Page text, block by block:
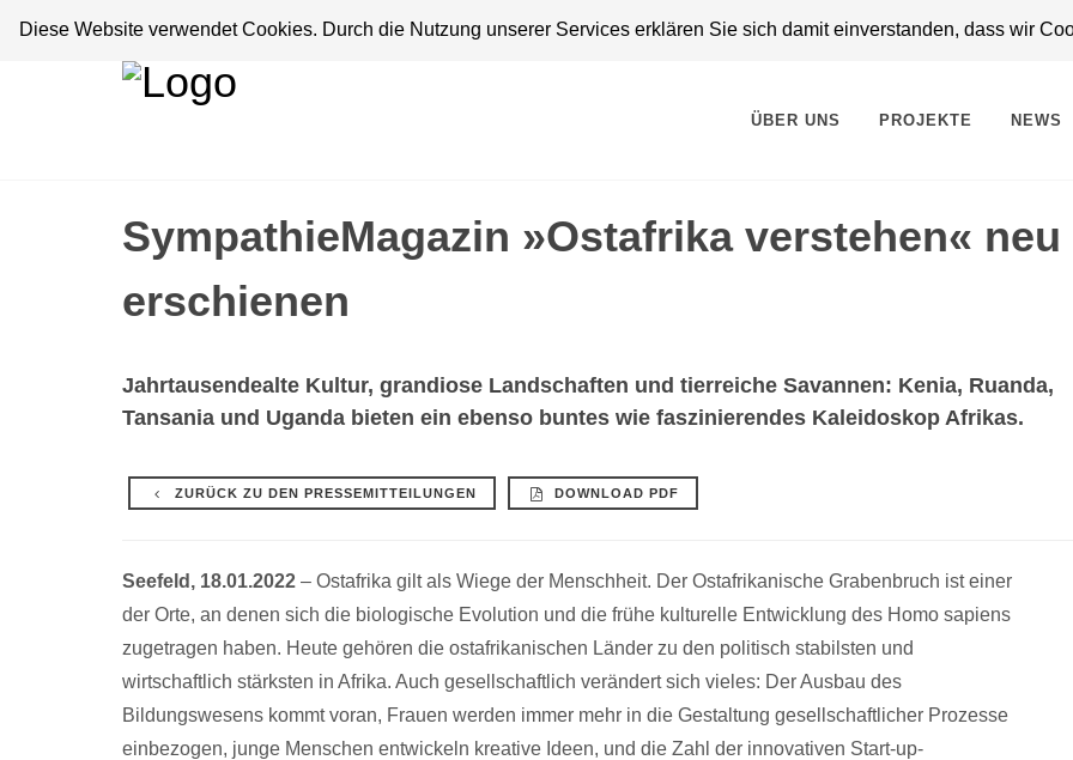
Diese Website verwendet Cookies. Durch die Nutzung unserer Services erklären Sie sich damit einverstanden, dass wir
ÜBER UNS PROJEKTE NEWS
SympathieMagazin »Ostafrika verstehen« neu
erschienen
Jahrtausendealte Kultur, grandiose Landschaften und tierreiche Savannen: Kenia, Ruanda,
Tansania und Uganda bieten ein ebenso buntes wie faszinierendes Kaleidoskop Afrikas.
ZURÜCK ZU DEN PRESSEMITTEILUNGEN DOWNLOAD PDF
Seefeld, 18.01.2022 – Ostafrika gilt als Wiege der Menschheit. Der Ostafrikanische Grabenbruch ist einer
der Orte, an denen sich die biologische Evolution und die frühe kulturelle Entwicklung des Homo sapiens
zugetragen haben. Heute gehören die ostafrikanischen Länder zu den politisch stabilsten und
wirtschaftlich stärksten in Afrika. Auch gesellschaftlich verändert sich vieles: Der Ausbau des
Bildungswesens kommt voran, Frauen werden immer mehr in die Gestaltung gesellschaftlicher Prozesse
einbezogen, junge Menschen entwickeln kreative Ideen, und die Zahl der innovativen Start-up-